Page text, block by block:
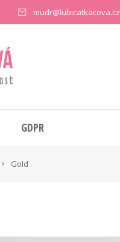
mudr@lubicatkacova.cz
GDPR
Gold